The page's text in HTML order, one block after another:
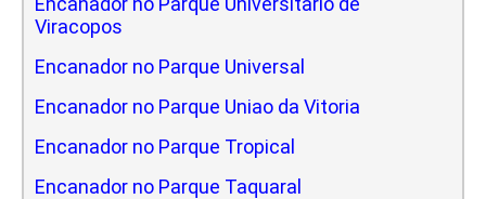
Viracopos
Encanador no Parque Universal
Encanador no Parque Uniao da Vitoria
Encanador no Parque Tropical
Encanador no Parque Taquaral